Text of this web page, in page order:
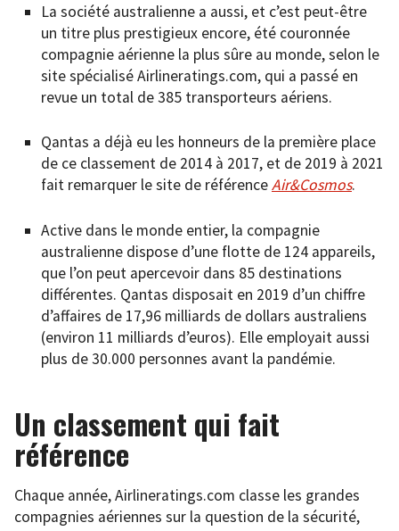
La société australienne a aussi, et c’est peut-être
un titre plus prestigieux encore, été couronnée
compagnie aérienne la plus sûre au monde, selon le
site spécialisé Airlineratings.com, qui a passé en
revue un total de 385 transporteurs aériens.
Qantas a déjà eu les honneurs de la première place
de ce classement de 2014 à 2017, et de 2019 à 2021
fait remarquer le site de référenceAir&Cosmos.
Active dans le monde entier, la compagnie
australienne dispose d’une flotte de 124 appareils,
que l’on peut apercevoir dans 85 destinations
différentes. Qantas disposait en 2019 d’un chiffre
d’affaires de 17,96 milliards de dollars australiens
(environ 11 milliards d’euros). Elle employait aussi
plus de 30.000 personnes avant la pandémie.
Un classement qui fait
référence
Chaque année, Airlineratings.com classe les grandes
compagnies aériennes sur la question de la sécurité,